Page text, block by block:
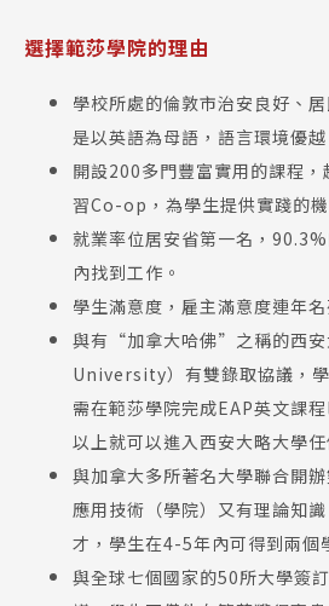
選擇範莎學院的理由
學校所處的倫敦市治安良好、
是以英語為母語，語言環境優越
開設200多門豐富實用的課程
習Co-op，為學生提供實踐的機
就業率位居安省第一名，
內找到工作。
學生滿意度，雇主滿意度連年名
與有“加拿大哈佛”之稱的西
University）有雙錄取協議，
需在範莎學院完成EAP英文課
以上就可以進入西安大略大學
與加拿大多所著名大學聯合開
應用技術（學院）又有理論知
才，學生在4-5年內可得到兩個
與全球七個國家的50所大學簽